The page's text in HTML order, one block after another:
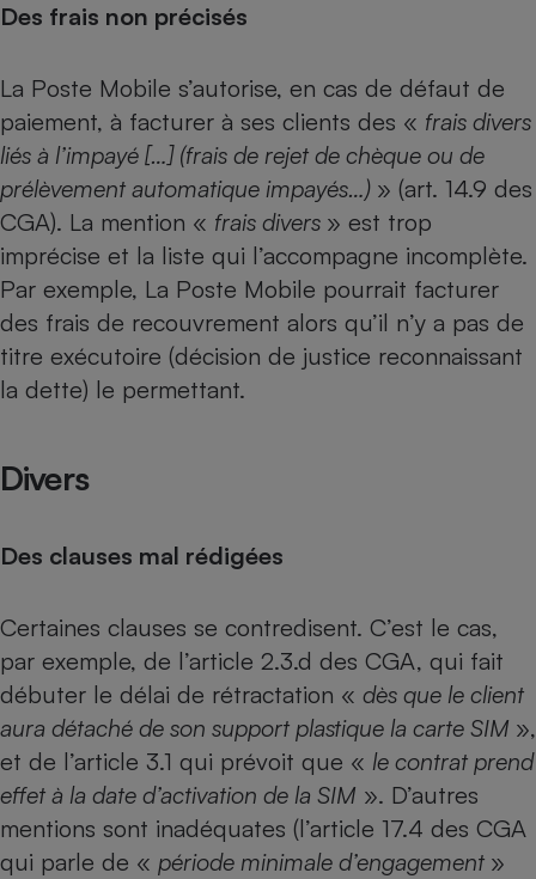
Des frais non précisés
La Poste Mobile s’autorise, en cas de défaut de
paiement, à facturer à ses clients des « frais divers
liés à l’impayé […] (frais de rejet de chèque ou de
prélèvement automatique impayés…) » (art. 14.9 des
CGA). La mention « frais divers » est trop
imprécise et la liste qui l’accompagne incomplète.
Par exemple, La Poste Mobile pourrait facturer
des frais de recouvrement alors qu’il n’y a pas de
titre exécutoire (décision de justice reconnaissant
la dette) le permettant.
Divers
Des clauses mal rédigées
Certaines clauses se contredisent. C’est le cas,
par exemple, de l’article 2.3.d des CGA, qui fait
débuter le délai de rétractation « dès que le client
aura détaché de son support plastique la carte SIM »,
et de l’article 3.1 qui prévoit que « le contrat prend
effet à la date d’activation de la SIM ». D’autres
mentions sont inadéquates (l’article 17.4 des CGA
qui parle de « période minimale d’engagement »